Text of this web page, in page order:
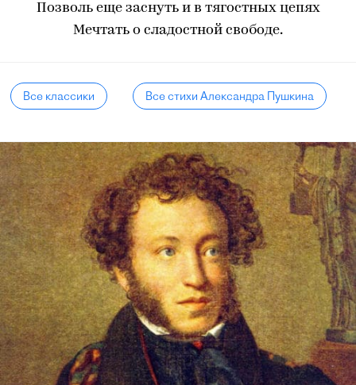
Позволь еще заснуть и в тягостных цепях
Мечтать о сладостной свободе.
Все классики Все стихи Александра Пушкина